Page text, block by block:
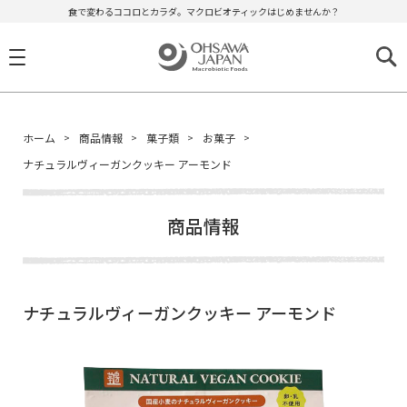
食で変わるココロとカラダ。マクロビオティックはじめませんか？
ホーム 商品情報 菓子類
お菓子
ナチュラルヴィーガンクッキー アーモンド
商品情報
ナチュラルヴィーガンクッキー アーモンド